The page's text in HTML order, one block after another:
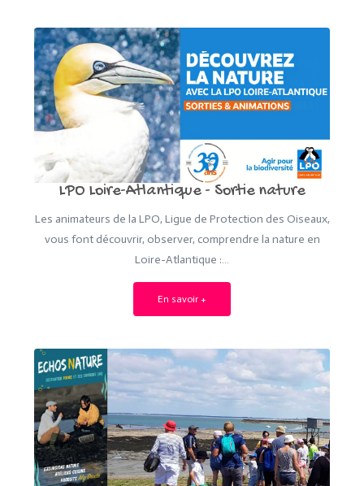
LPO Loire-Atlantique - Sortie nature
Les animateurs de la LPO, Ligue de Protection des Oiseaux,
vous font découvrir, observer, comprendre la nature en
Loire-Atlantique :…
En savoir +